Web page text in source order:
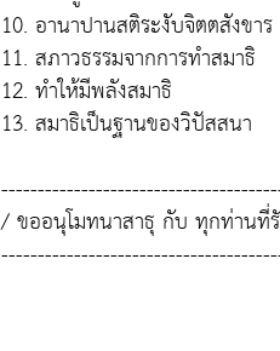
10. อานาปานสติระงับจิตตสังขาร
11. สภาวธรรมจากการทำสมาธิ
12. ทำให้มีพลังสมาธิ
13. สมาธิเป็นฐานของวิปัสสนา
/ ขออนุโมทนาสาธุ กับ ทุกท่าน